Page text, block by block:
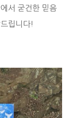
서 굳건한 믿음
립니다!